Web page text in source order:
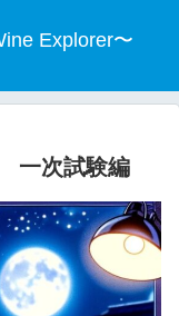
Explorer〜
一次試験編